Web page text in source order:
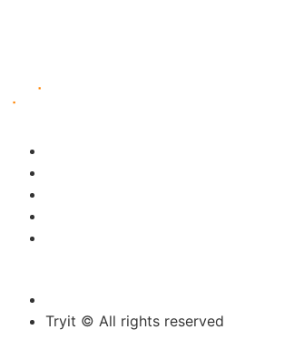
Tryit © All rights reserved